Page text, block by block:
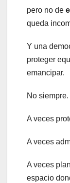
pero no de
queda
Y una
proteger
emancipar.
No siempre.
A veces
A veces
A veces
espacio